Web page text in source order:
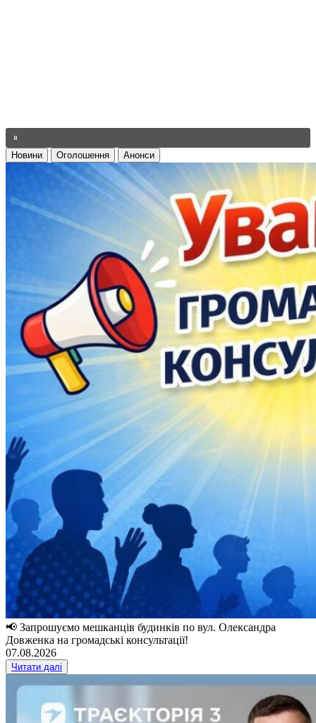
Новини Оголошення Анонси
📢 Запрошуємо мешканців будинків по вул. Олександра
Довженка на громадські консультації!
07.08.2026
Читати далі